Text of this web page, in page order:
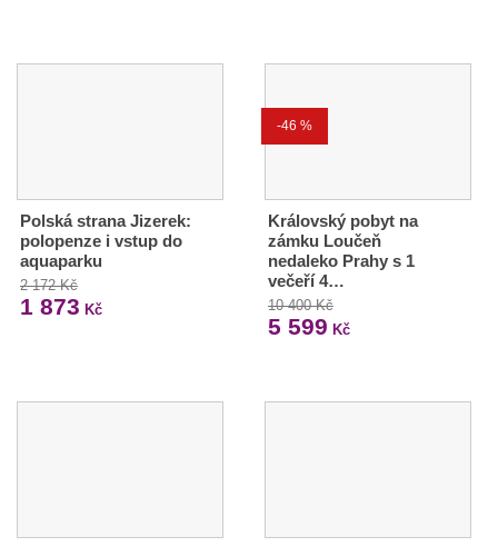
Polská strana Jizerek:
polopenze i vstup do
aquaparku
2 172 Kč
1 873 Kč
-46 %
Královský pobyt na
zámku Loučeň
nedaleko Prahy s 1
večeří 4…
10 400 Kč
5 599 Kč